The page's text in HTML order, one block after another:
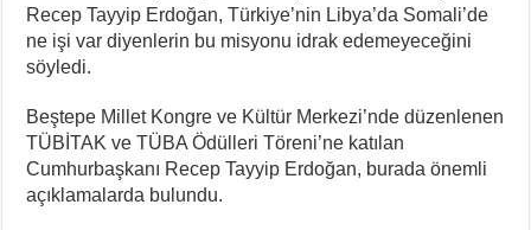
Recep Tayyip Erdoğan, Türkiye’nin Libya’da Somali’de
ne işi var diyenlerin bu misyonu idrak edemeyeceğini
söyledi.
Beştepe Millet Kongre ve Kültür Merkezi’nde düzenlenen
TÜBİTAK ve TÜBA Ödülleri Töreni’ne katılan
Cumhurbaşkanı Recep Tayyip Erdoğan, burada önemli
açıklamalarda bulundu.